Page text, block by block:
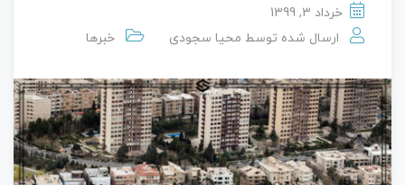
خرداد 3, 1399
ارسال شده توسط محیا سجودی خبرها